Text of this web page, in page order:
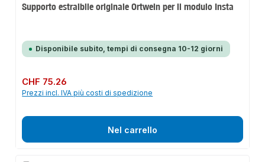
Supporto estraibile originale Ortwein per il modulo Insta
Disponibile subito, tempi di consegna 10-12 giorni
Prezzo normale:
CHF 75.26
Prezzi incl. IVA più costi di spedizione
Nel carrello